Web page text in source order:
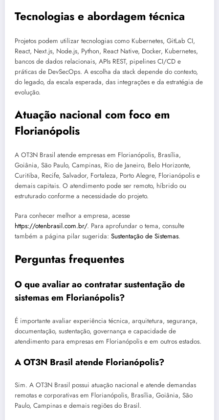
Tecnologias e abordagem técnica
Projetos podem utilizar tecnologias como Kubernetes, GitLab CI,
React, Next.js, Node.js, Python, React Native, Docker, Kubernetes,
bancos de dados relacionais, APIs REST, pipelines CI/CD e
práticas de DevSecOps. A escolha da stack depende do contexto,
do legado, da escala esperada, das integrações e da estratégia de
evolução.
Atuação nacional com foco em
Florianópolis
A OT3N Brasil atende empresas em Florianópolis, Brasília,
Goiânia, São Paulo, Campinas, Rio de Janeiro, Belo Horizonte,
Curitiba, Recife, Salvador, Fortaleza, Porto Alegre, Florianópolis e
demais capitais. O atendimento pode ser remoto, híbrido ou
estruturado conforme a necessidade do projeto.
Para conhecer melhor a empresa, acesse
https://otenbrasil.com.br/. Para aprofundar o tema, consulte
também a página pilar sugerida: Sustentação de Sistemas.
Perguntas frequentes
O que avaliar ao contratar sustentação de
sistemas em Florianópolis?
É importante avaliar experiência técnica, arquitetura, segurança,
documentação, sustentação, governança e capacidade de
atendimento para empresas em Florianópolis e em outros estados.
A OT3N Brasil atende Florianópolis?
Sim. A OT3N Brasil possui atuação nacional e atende demandas
remotas e corporativas em Florianópolis, Brasília, Goiânia, São
Paulo, Campinas e demais regiões do Brasil.